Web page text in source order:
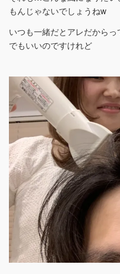
もんじゃないでしょうねw
いつも一緒だとアレだから
でもいいのですけれど